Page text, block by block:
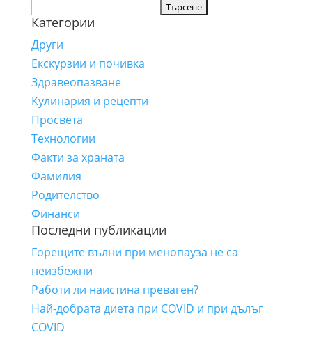
за:
Категории
Други
Екскурзии и почивка
Здравеопазване
Кулинария и рецепти
Просвета
Технологии
Факти за храната
Фамилия
Родителство
Финанси
Последни публикации
Горещите вълни при менопауза не са
неизбежни
Работи ли наистина преваген?
Най-добрата диета при COVID и при дълъг
COVID